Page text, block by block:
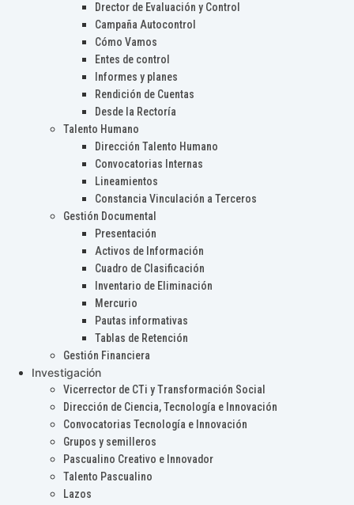
Drector de Evaluación y Control
Campaña Autocontrol
Cómo Vamos
Entes de control
Informes y planes
Rendición de Cuentas
Desde la Rectoría
Talento Humano
Dirección Talento Humano
Convocatorias Internas
Lineamientos
Constancia Vinculación a Terceros
Gestión Documental
Presentación
Activos de Información
Cuadro de Clasificación
Inventario de Eliminación
Mercurio
Pautas informativas
Tablas de Retención
Gestión Financiera
Investigación
Vicerrector de CTi y Transformación Social
Dirección de Ciencia, Tecnología e Innovación
Convocatorias Tecnología e Innovación
Grupos y semilleros
Pascualino Creativo e Innovador
Talento Pascualino
Lazos